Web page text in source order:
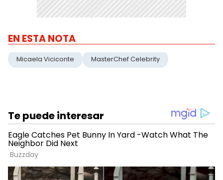
EN ESTA NOTA
Micaela Viciconte MasterChef Celebrity